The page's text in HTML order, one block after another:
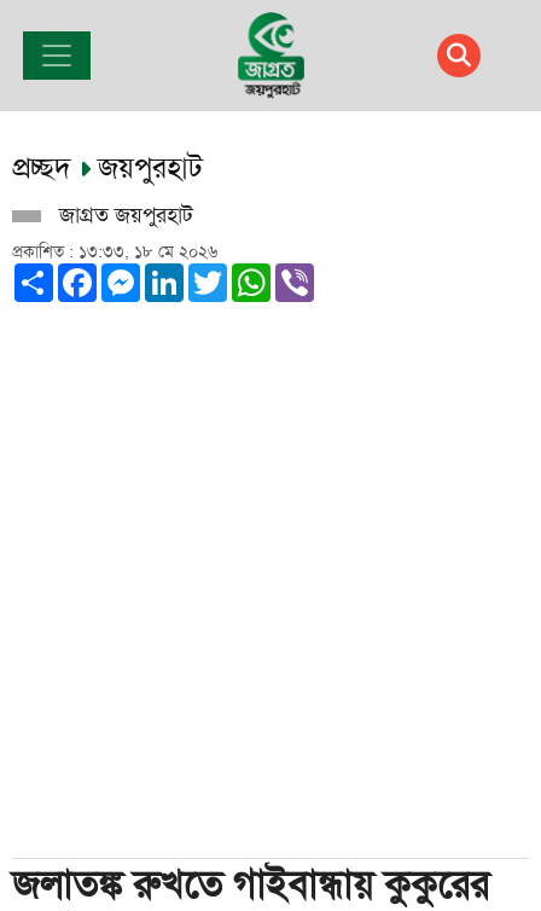
প্রচ্ছদ জয়পুরহাট
জাগ্রত জয়পুরহাট
প্রকাশিত : ১৩:৩৩, ১৮ মে ২০২৬
ShareFacebook
Messenger
LinkedIn
TwitterWhatsApp
জলাতঙ্ক রুখতে গাইবান্ধায় কুকুরের